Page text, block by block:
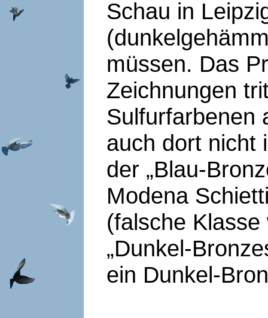
Schau in
müssen. Das
Zeichnungen
Sulfurfarbenen
auch dort nicht
der „Blau-
Modena
(falsche
„Dunkel-
ein Dunkel-